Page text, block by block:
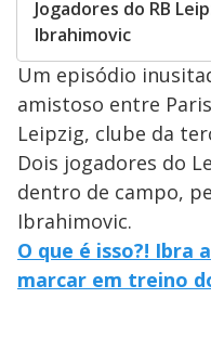
Jogadores do RB
Ibrahimovic
Um episódio
amistoso entre
Leipzig, clube da
Dois jogadores do
dentro de campo,
Ibrahimovic.
O que é isso?! Ibra
marcar em treino